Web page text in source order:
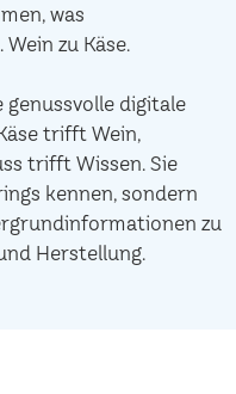
was
zu Käse.
genussvolle digitale
trifft Wein,
trifft Wissen. Sie
kennen, sondern
zu
Herstellung.